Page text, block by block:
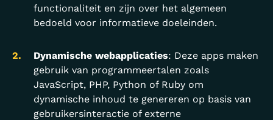
functionaliteit en zijn over het algemeen
bedoeld voor informatieve doeleinden.
Dynamische webapplicaties: Deze apps maken
gebruik van programmeertalen zoals
JavaScript, PHP, Python of Ruby om
dynamische inhoud te genereren op basis van
gebruikersinteractie of externe